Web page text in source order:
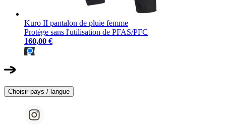
Kuro II pantalon de pluie femme
Protège sans l'utilisation de PFAS/PFC
160,00 €
Choisir pays / langue